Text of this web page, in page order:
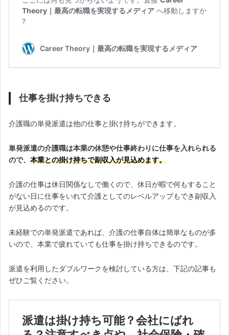
仕事を掛け持ちできる
介護職の単発派遣は他の仕事と掛け持ちができます。
単発派遣の介護職は本業の休憩や仕事終わりに仕事を入れられる
ので、 本業との掛け持ちで副収入が見込めます。
介護の仕事は休日関係なしで働くので、休日が暇で何もすること
がない日に仕事をいれて介護としてのレベルアップもでき副収入
が見込めるのです。
未経験での単発派遣であれば、介護の仕事自体は簡単なものが多
いので、本業で疲れていても仕事を掛け持ちできるのです。
派遣を利用したダブルワークを検討している方は、下記の記事も
ぜひご覧ください。